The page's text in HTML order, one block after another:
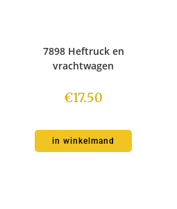
7898 Heftruck en
vrachtwagen
€17.50
in winkelmand